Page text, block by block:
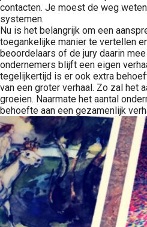
contacten. Je moest de weg
systemen.
Nu is het belangrijk om een
toegankelijke manier te vertellen
beoordelaars of de jury daarin
ondernemers blijft een eigen
tegelijkertijd is er ook extra
van een groter verhaal. Zo zal het
groeien. Naarmate het aantal
behoefte aan een gezamenlijk